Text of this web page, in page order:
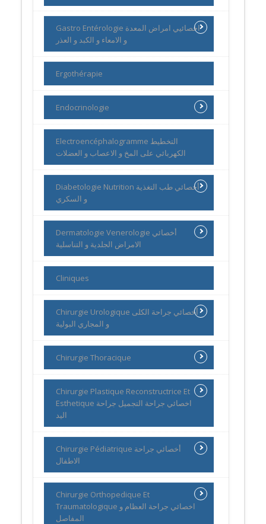
Gastro Entérologie اخصائيي امراض المعدة
و الامعاء و الكبد و العذر
Ergothérapie
Endocrinologie
Electroencéphalogramme التخطيط
الكهربائي على المخ و الاعصاب و العضلات
Diabetologie Nutrition أخصائي طب التغذية
و السكري
Dermatologie Venerologie أخصائي
الامراض الجلدية و التناسلية
Cliniques
Chirurgie Urologique أخصائي جراحة الكلى
و المجاري البولية
Chirurgie Thoracique
Chirurgie Plastique Reconstructrice Et
Esthetique اخصائي جراحة التجميل جراحة
اليد
Chirurgie Pédiatrique أخصائي جراحة
الاطفال
Chirurgie Orthopedique Et
Traumatologique اخصائي جراحة العظام و
المفاصل